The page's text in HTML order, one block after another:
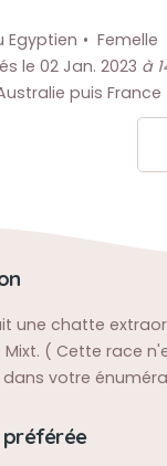
Egyptien
Femelle
le 02 Jan. 2023 à
puis France
une chatte
Mixt. ( Cette race
votre